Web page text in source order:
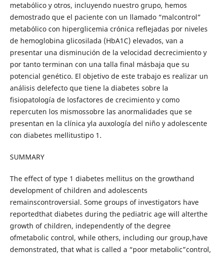
metabólico y otros, incluyendo nuestro grupo, hemos
demostrado que el paciente con un llamado “malcontrol”
metabólico con hiperglicemia crónica reflejadas por niveles
de hemoglobina glicosilada (HbA1C) elevados, van a
presentar una disminución de la velocidad decrecimiento y
por tanto terminan con una talla final másbaja que su
potencial genético. El objetivo de este trabajo es realizar un
análisis delefecto que tiene la diabetes sobre la
fisiopatología de losfactores de crecimiento y como
repercuten los mismossobre las anormalidades que se
presentan en la clínica yla auxología del niño y adolescente
con diabetes mellitustipo 1.
SUMMARY
The effect of type 1 diabetes mellitus on the growthand
development of children and adolescents
remainscontroversial. Some groups of investigators have
reportedthat diabetes during the pediatric age will alterthe
growth of children, independently of the degree
ofmetabolic control, while others, including our group,have
demonstrated, that what is called a “poor metabolic”control,